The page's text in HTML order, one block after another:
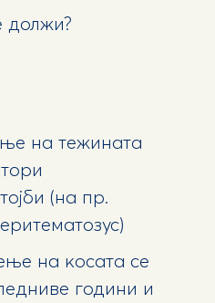
должи?
на тежината
(на пр.
на косата се
години и